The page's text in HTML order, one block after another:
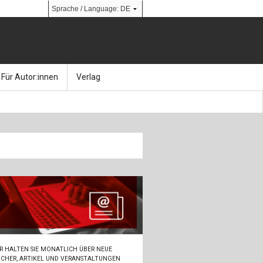
Social Media
Für Autor:innen
Kalender
Zeitschriften
Verlag
Ansprechpartner:innen
So finden Sie uns
bauingenieur24 – Berufsportal
Ingenieurbaupreis
HALTEN SIE MONATLICH ÜBER NEUE
ARTIKEL UND VERANSTALTUNGEN